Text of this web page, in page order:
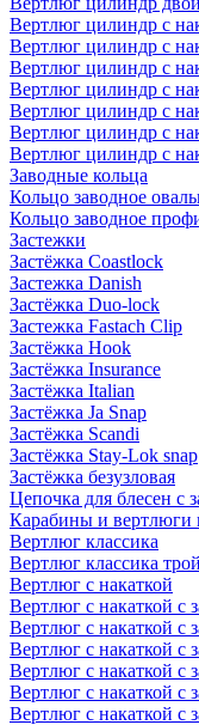
Вертлюг цилиндр с
Вертлюг цилиндр с
Вертлюг цилиндр с
Вертлюг цилиндр с
Вертлюг цилиндр с
Вертлюг цилиндр с
Вертлюг цилиндр с
Заводные кольца
Кольцо заводное
Кольцо заводное
Застежки
Застёжка Coastlock
Застежка Danish
Застёжка Duo-lock
Застежка Fastach Clip
Застёжка Hook
Застёжка Insurance
Застёжка Italian
Застёжка Ja Snap
Застёжка Scandi
Застёжка Stay-Lok snap
Застёжка безузловая
Цепочка для блесен с
Карабины и вертлюги
Вертлюг классика
Вертлюг классика
Вертлюг с накаткой
Вертлюг с накаткой с
Вертлюг с накаткой с
Вертлюг с накаткой с
Вертлюг с накаткой с
Вертлюг с накаткой с
Вертлюг с накаткой с